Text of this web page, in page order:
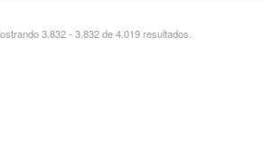
3.832 - 3.832 de 4.019 resultados.